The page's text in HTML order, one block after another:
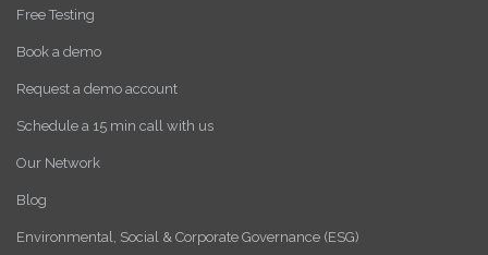
Free Testing
Book a demo
Request a demo account
Schedule a 15 min call with us
Our Network
Blog
Environmental, Social & Corporate Governance (ESG)